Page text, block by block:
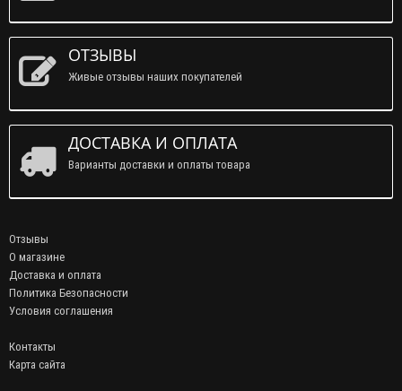
ОТЗЫВЫ
Живые отзывы наших покупателей
ДОСТАВКА И ОПЛАТА
Варианты доставки и оплаты товара
Отзывы
О магазине
Доставка и оплата
Политика Безопасности
Условия соглашения
Контакты
Карта сайта